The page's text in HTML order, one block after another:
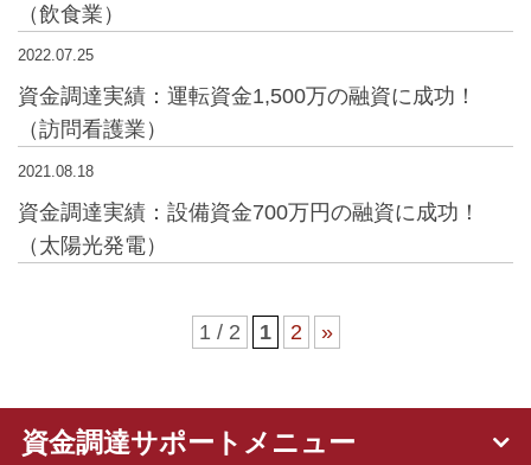
（飲食業）
2022.07.25
資金調達実績：運転資金1,500万の融資に成功！
（訪問看護業）
2021.08.18
資金調達実績：設備資金700万円の融資に成功！
（太陽光発電）
1 / 2 1 2 »
資金調達サポートメニュー